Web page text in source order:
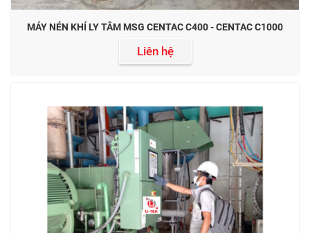
MÁY NÉN KHÍ LY TÂM MSG CENTAC C400 - CENTAC C1000
Liên hệ